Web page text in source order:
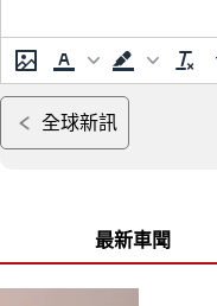
全球新訊
最新車聞